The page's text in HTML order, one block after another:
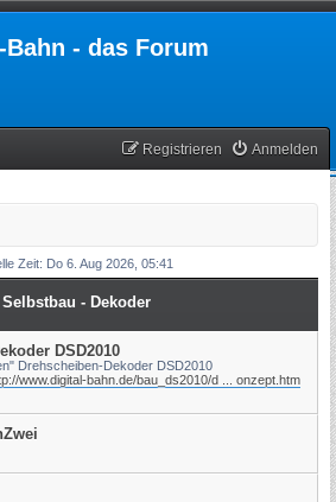
- das Forum
Anmelden
Registrieren
Zeit: Do 6. Aug 2026, 05:41
Selbstbau - Dekoder
DSD2010
Drehscheiben-Dekoder DSD2010
www.digital-bahn.de/bau_ds2010/d ... onzept.htm